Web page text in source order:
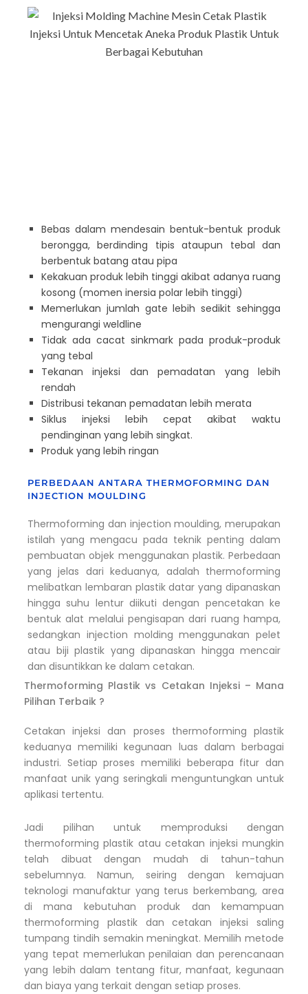
Bebas dalam mendesain bentuk-bentuk produk
berongga, berdinding tipis ataupun tebal dan
berbentuk batang atau pipa
Kekakuan produk lebih tinggi akibat adanya ruang
kosong (momen inersia polar lebih tinggi)
Memerlukan jumlah gate lebih sedikit sehingga
mengurangi weldline
Tidak ada cacat sinkmark pada produk-produk
yang tebal
Tekanan injeksi dan pemadatan yang lebih
rendah
Distribusi tekanan pemadatan lebih merata
Siklus injeksi lebih cepat akibat waktu
pendinginan yang lebih singkat.
Produk yang lebih ringan
PERBEDAAN ANTARA THERMOFORMING DAN
INJECTION MOULDING
Thermoforming dan injection moulding, merupakan
istilah yang mengacu pada teknik penting dalam
pembuatan objek menggunakan plastik. Perbedaan
yang jelas dari keduanya, adalah thermoforming
melibatkan lembaran plastik datar yang dipanaskan
hingga suhu lentur diikuti dengan pencetakan ke
bentuk alat melalui pengisapan dari ruang hampa,
sedangkan injection molding menggunakan pelet
atau biji plastik yang dipanaskan hingga mencair
dan disuntikkan ke dalam cetakan.
Thermoforming Plastik vs Cetakan Injeksi – Mana
Pilihan Terbaik ?
Cetakan injeksi dan proses thermoforming plastik
keduanya memiliki kegunaan luas dalam berbagai
industri. Setiap proses memiliki beberapa fitur dan
manfaat unik yang seringkali menguntungkan untuk
aplikasi tertentu.
Jadi pilihan untuk memproduksi dengan
thermoforming plastik atau cetakan injeksi mungkin
telah dibuat dengan mudah di tahun-tahun
sebelumnya. Namun, seiring dengan kemajuan
teknologi manufaktur yang terus berkembang, area
di mana kebutuhan produk dan kemampuan
thermoforming plastik dan cetakan injeksi saling
tumpang tindih semakin meningkat. Memilih metode
yang tepat memerlukan penilaian dan perencanaan
yang lebih dalam tentang fitur, manfaat, kegunaan
dan biaya yang terkait dengan setiap proses.